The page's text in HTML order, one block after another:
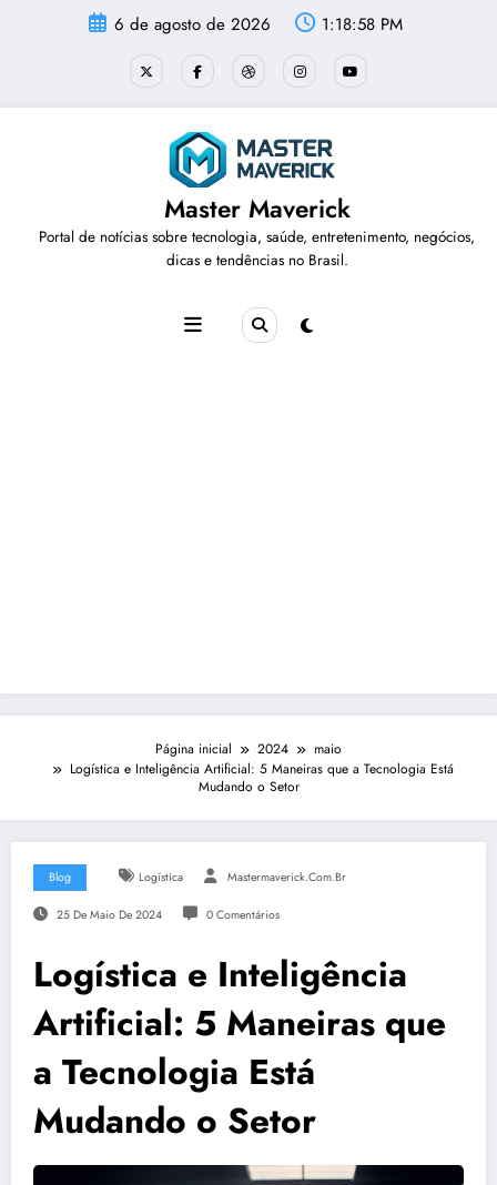
6 de agosto de 2026 1:18:59 PM
Master Maverick
Portal de notícias sobre tecnologia, saúde, entretenimento, negócios,
dicas e tendências no Brasil.
Página inicial 2024
maio
Logística e Inteligência Artificial: 5 Maneiras que a Tecnologia Está
Mudando o Setor
Blog Logística Mastermaverick.com.br
25 De Maio De 2024 0 Comentários
Logística e Inteligência
Artificial: 5 Maneiras que
a Tecnologia Está
Mudando o Setor